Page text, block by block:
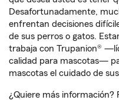
Desafortunadamente,
enfrentan decisiones
de sus perros o gatos.
trabaja con Trupanion®
calidad para mascotas—
mascotas el cuidado de
¿Quiere más información?